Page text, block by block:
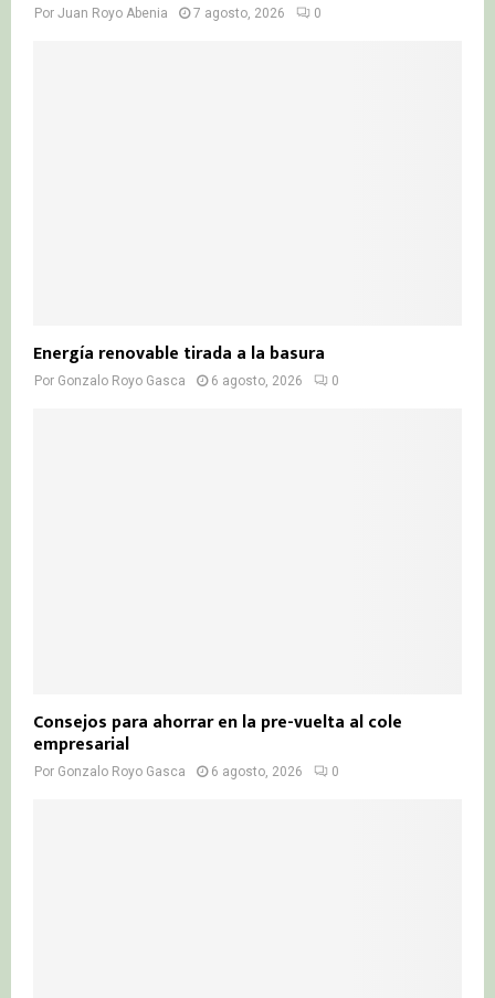
Por Juan Royo Abenia 7 agosto, 2026 0
Energía renovable tirada a la basura
Por Gonzalo Royo Gasca 6 agosto, 2026 0
Consejos para ahorrar en la pre-vuelta al cole
empresarial
Por Gonzalo Royo Gasca 6 agosto, 2026 0